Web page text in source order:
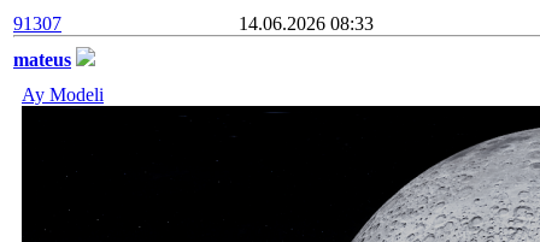
91307
14.06.2026 08:33
mateus
Ay Modeli